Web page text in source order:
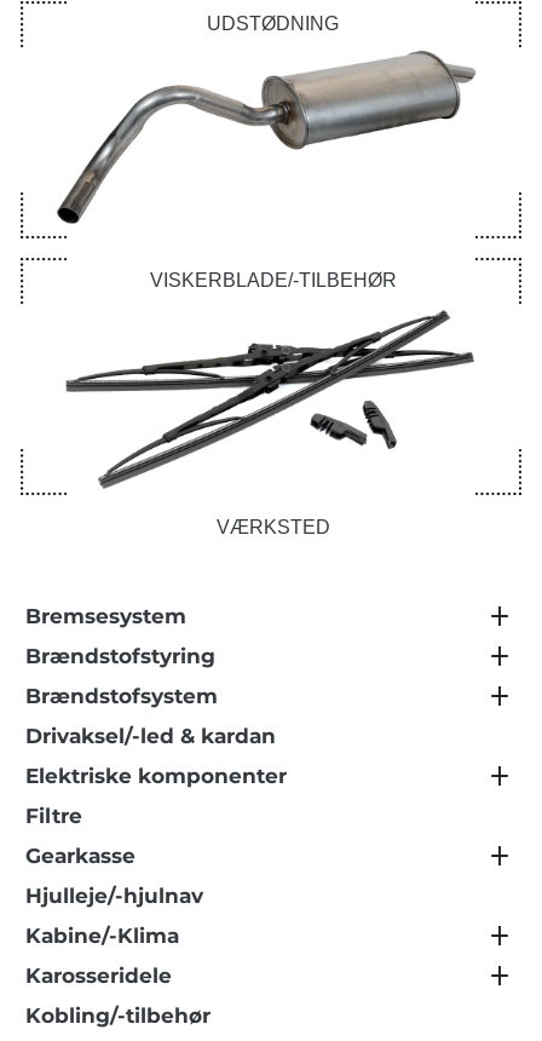
UDSTØDNING
VISKERBLADE/-TILBEHØR
VÆRKSTED
Bremsesystem
Brændstofstyring
Brændstofsystem
Drivaksel/-led & kardan
Elektriske komponenter
Filtre
Gearkasse
Hjulleje/-hjulnav
Kabine/-Klima
Karosseridele
Kobling/-tilbehør